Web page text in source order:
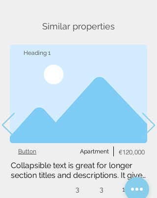
Similar properties
Heading 1
Apartment
Button €120,000
Collapsible text is great for longer
section titles and descriptions. It gives
people access to all the info they
need, while keeping your layout
3 3 1,234 m²